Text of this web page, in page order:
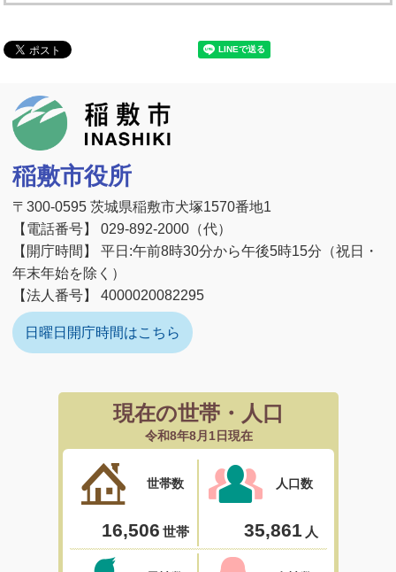
稲敷市役所
〒300-0595 茨城県稲敷市犬塚1570番地1
【電話番号】 029-892-2000（代）
【開庁時間】 平日:午前8時30分から午後5時15分（祝日・
年末年始を除く）
【法人番号】 4000020082295
日曜日開庁時間はこちら